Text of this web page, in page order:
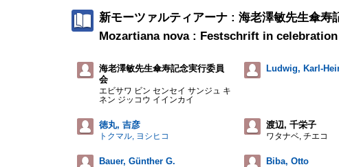
新モーツァルティアーナ : 海老澤敏先生傘寿
Mozartiana nova : Festschrift in
海老澤敏先生傘寿記念実行委員
会
エビサワ ビン センセイ サンジュ キ
ネン ジッコウ イインカイ
Ludwig, Karl-
徳丸, 吉彦
トクマル, ヨシヒコ
渡辺, 千栄子
ワタナベ, チエコ
Bauer, Günther G. Biba, Otto